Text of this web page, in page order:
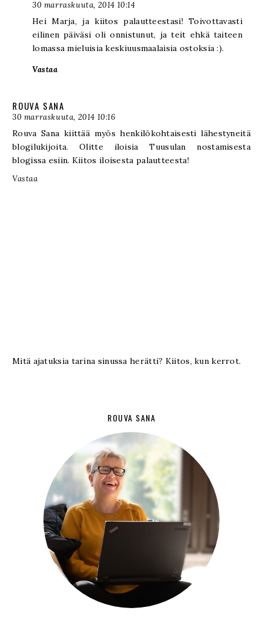
30 marraskuuta, 2014 10:14
Hei Marja, ja kiitos palautteestasi! Toivottavasti
eilinen päiväsi oli onnistunut, ja teit ehkä taiteen
lomassa mieluisia keskiuusmaalaisia ostoksia :).
Vastaa
ROUVA SANA
30 marraskuuta, 2014 10:16
Rouva Sana kiittää myös henkilökohtaisesti lähestyneitä
blogilukijoita. Olitte iloisia Tuusulan nostamisesta
blogissa esiin. Kiitos iloisesta palautteesta!
Vastaa
Mitä ajatuksia tarina sinussa herätti? Kiitos, kun kerrot.
ROUVA SANA